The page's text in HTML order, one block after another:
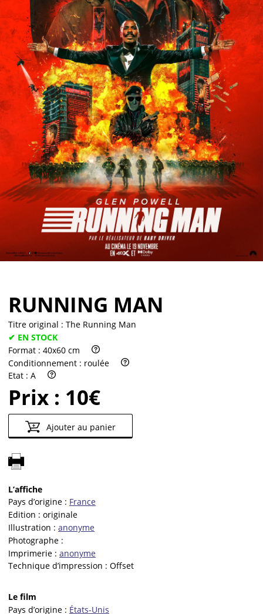
Vendre
RUNNING MAN
Titre original : The Running Man
✔ EN STOCK
Format : 40x60 cm
Conditionnement : roulée
Etat : A
Prix : 10€
Ajouter au panier
L’affiche
Pays d’origine : France
Edition : originale
Illustration : anonyme
Photographe :
Imprimerie : anonyme
Technique d’impression : Offset
Le film
Pays d’origine : États-Unis